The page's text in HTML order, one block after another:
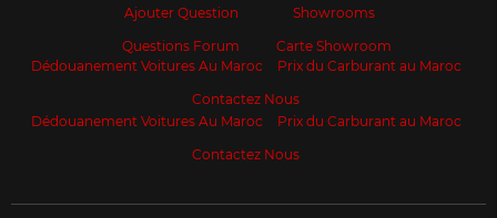
Ajouter Question
Questions Forum
Showrooms
Carte Showroom
Dédouanement Voitures Au Maroc
Prix du Carburant au Maroc
Contactez Nous
Dédouanement Voitures Au Maroc
Prix du Carburant au Maroc
Contactez Nous